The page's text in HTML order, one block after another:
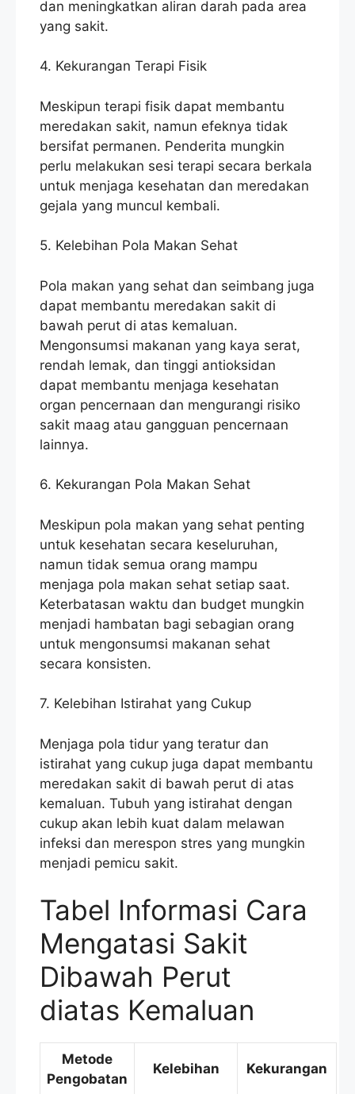
dan meningkatkan aliran darah pada area
yang sakit.
4. Kekurangan Terapi Fisik
Meskipun terapi fisik dapat membantu
meredakan sakit, namun efeknya tidak
bersifat permanen. Penderita mungkin
perlu melakukan sesi terapi secara berkala
untuk menjaga kesehatan dan meredakan
gejala yang muncul kembali.
5. Kelebihan Pola Makan Sehat
Pola makan yang sehat dan seimbang juga
dapat membantu meredakan sakit di
bawah perut di atas kemaluan.
Mengonsumsi makanan yang kaya serat,
rendah lemak, dan tinggi antioksidan
dapat membantu menjaga kesehatan
organ pencernaan dan mengurangi risiko
sakit maag atau gangguan pencernaan
lainnya.
6. Kekurangan Pola Makan Sehat
Meskipun pola makan yang sehat penting
untuk kesehatan secara keseluruhan,
namun tidak semua orang mampu
menjaga pola makan sehat setiap saat.
Keterbatasan waktu dan budget mungkin
menjadi hambatan bagi sebagian orang
untuk mengonsumsi makanan sehat
secara konsisten.
7. Kelebihan Istirahat yang Cukup
Menjaga pola tidur yang teratur dan
istirahat yang cukup juga dapat membantu
meredakan sakit di bawah perut di atas
kemaluan. Tubuh yang istirahat dengan
cukup akan lebih kuat dalam melawan
infeksi dan merespon stres yang mungkin
menjadi pemicu sakit.
Tabel Informasi Cara
Mengatasi Sakit
Dibawah Perut
diatas Kemaluan
Metode
Pengobatan
Kelebihan Kekurangan